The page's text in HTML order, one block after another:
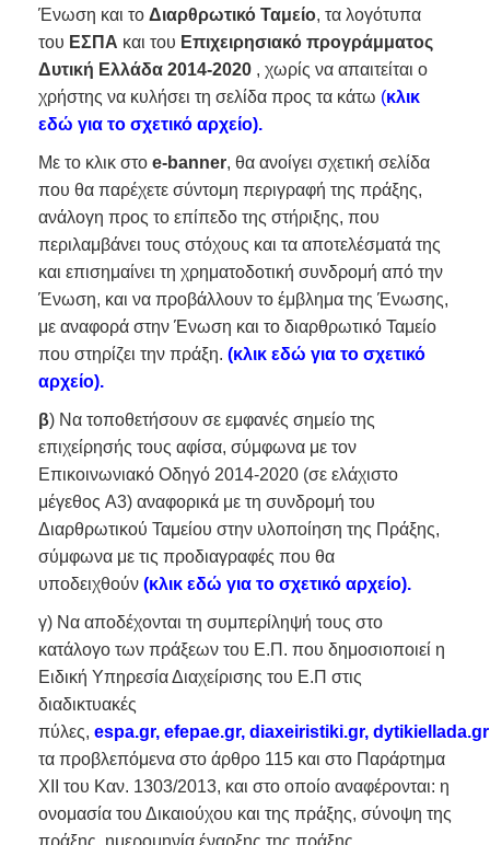
Ένωση και το Διαρθρωτικό Ταμείο, τα λογότυπα
του ΕΣΠΑ και του Επιχειρησιακό προγράμματος
Δυτική Ελλάδα 2014-2020 , χωρίς να απαιτείται ο
χρήστης να κυλήσει τη σελίδα προς τα κάτω (κλικ
εδώ για το σχετικό αρχείο).
Με το κλικ στο e-banner, θα ανοίγει σχετική σελίδα
που θα παρέχετε σύντομη περιγραφή της πράξης,
ανάλογη προς το επίπεδο της στήριξης, που
περιλαμβάνει τους στόχους και τα αποτελέσματά της
και επισημαίνει τη χρηματοδοτική συνδρομή από την
Ένωση, και να προβάλλουν το έμβλημα της Ένωσης,
με αναφορά στην Ένωση και το διαρθρωτικό Ταμείο
που στηρίζει την πράξη. (κλικ εδώ για το σχετικό
αρχείο).
β) Να τοποθετήσουν σε εμφανές σημείο της
επιχείρησής τους αφίσα, σύμφωνα με τον
Επικοινωνιακό Οδηγό 2014-2020 (σε ελάχιστο
μέγεθος A3) αναφορικά με τη συνδρομή του
Διαρθρωτικού Ταμείου στην υλοποίηση της Πράξης,
σύμφωνα με τις προδιαγραφές που θα
υποδειχθούν (κλικ εδώ για το σχετικό αρχείο).
γ) Να αποδέχονται τη συμπερίληψή τους στο
κατάλογο των πράξεων του Ε.Π. που δημοσιοποιεί η
Ειδική Υπηρεσία Διαχείρισης του Ε.Π στις
διαδικτυακές
πύλες, espa.gr, efepae.gr, diaxeiristiki.gr, dytikiellada.gr
τα προβλεπόμενα στο άρθρο 115 και στο Παράρτημα
ΧΙΙ του Καν. 1303/2013, και στο οποίο αναφέρονται: η
ονομασία του Δικαιούχου και της πράξης, σύνοψη της
πράξης, ημερομηνία έναρξης της πράξης,